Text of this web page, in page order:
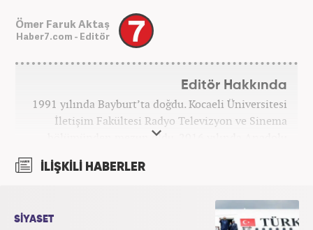
Ömer Faruk Aktaş
Haber7.com - Editör
Editör Hakkında
1991 yılında Bayburt’ta doğdu. Kocaeli Üniversitesi
İletişim Fakültesi Radyo Televizyon ve Sinema
bölümünden mezun oldu. 2016 yılında Anadolu
Gazetesi'nde çalıştı. Nisan 2021'den bu yana
yapmaktadır.
İLİŞKİLİ HABERLER
SİYASET